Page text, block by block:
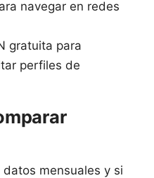
navegar en redes
gratuita para
perfiles de
mensuales y si